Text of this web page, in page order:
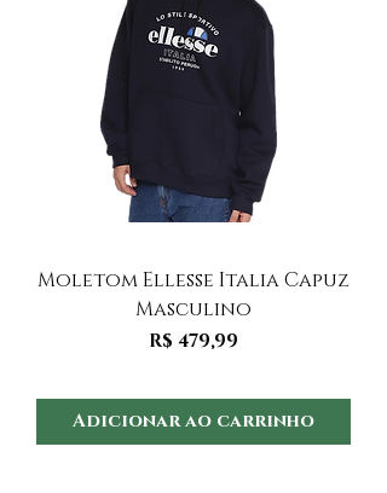
Moletom Ellesse Italia Capuz
Masculino
Preço
R$ 479,99
Adicionar ao carrinho